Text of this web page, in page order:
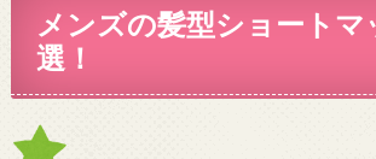
メンズの髪型ショートマ
選！